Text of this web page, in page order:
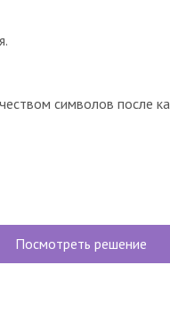
символов после
Посмотреть решение